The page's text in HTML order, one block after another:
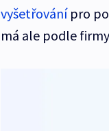
vyšetřovánípro
má ale podle